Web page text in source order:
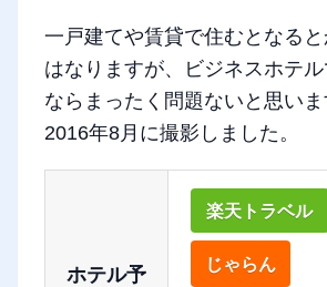
一戸建てや賃貸で住むとなる
はなりますが、ビジネスホテ
ならまったく問題ないと思いま
2016年8月に撮影しました。
ホテル予
楽天トラベル
じゃらん